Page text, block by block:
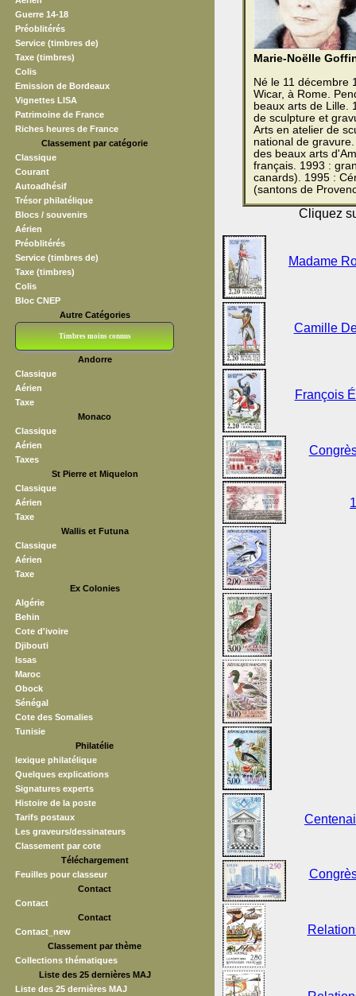
Guerre 14-18
Préoblitérés
Service (timbres de)
Taxe (timbres)
Colis
Emission de Bordeaux
Vignettes LISA
Patrimoine de France
Riches heures de France
Classement par catégorie
Classique
Courant
Autoadhésif
Trésor philatélique
Blocs / souvenirs
Aérien
Préoblitérés
Service (timbres de)
Taxe (timbres)
Colis
Bloc CNEP
Autre Catégories
Timbres moins connus
Andorre
Classique
Aérien
Taxe
Monaco
Classique
Aérien
Taxes
St Pierre et Miquelon
Classique
Aérien
Taxe
Wallis et Futuna
Classique
Aérien
Taxe
Ex Colonies
Algérie
Behin
Cote d'ivoire
Djibouti
Issas
Maroc
Obock
Sénégal
Cote des Somalies
Tunisie
Philatélie
lexique philatélique
Quelques explications
Signatures experts
Histoire de la poste
Tarifs postaux
Les graveurs/dessinateurs
Classement par cote
Téléchargement
Feuilles pour classeur
Contact
Contact
Contact
Contact_new
Classement par thème
Collections thématiques
Liste des 25 dernières MAJ
Liste des 25 dernières MAJ
Marie-Noëlle
Né le 11 décembre
Wicar, à Rome.
beaux arts de Lille.
de sculpture et
Arts en atelier de
national de
des beaux arts
français. 1993 :
canards). 1995 :
(santons de
Cliquez
Madame
Camille
François